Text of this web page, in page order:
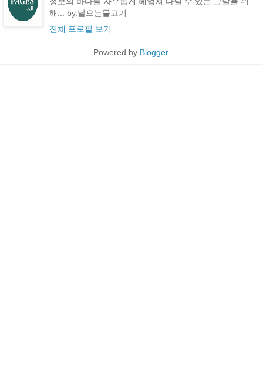
해... by.날으는물고기
전체 프로필 보기
Powered by Blogger.